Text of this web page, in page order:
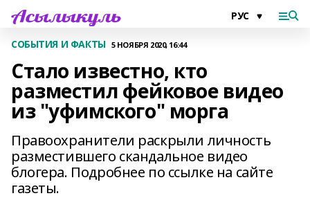
СОБЫТИЯ И ФАКТЫ 5 НОЯБРЯ 2020, 16:44
Стало известно, кто
разместил фейковое видео
из "уфимского" морга
Правоохранители раскрыли личность
разместившего скандальное видео
блогера. Подробнее по ссылке на сайте
газеты.